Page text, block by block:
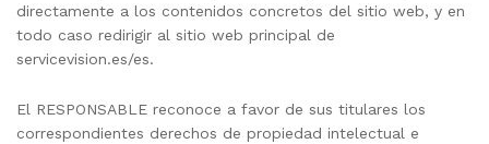
directamente a los contenidos concretos del sitio web, y en
todo caso redirigir al sitio web principal de
servicevision.es/es.
El RESPONSABLE reconoce a favor de sus titulares los
correspondientes derechos de propiedad intelectual e